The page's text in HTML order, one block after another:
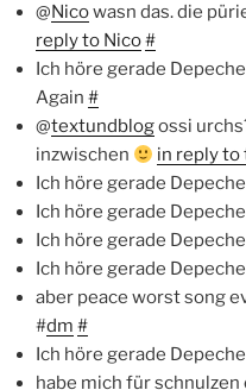
@Nicowasn das. die
reply to Nico#
Ich höre gerade
Again #
@textundblogossi
inzwischen
in reply
Ich höre gerade
Ich höre gerade
Ich höre gerade
Ich höre gerade
aber peace worst song
#dm #
Ich höre gerade
habe mich für